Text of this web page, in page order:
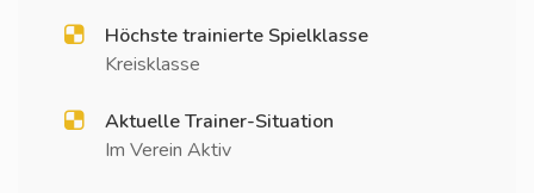
Höchste trainierte Spielklasse
Kreisklasse
Aktuelle Trainer-Situation
Im Verein Aktiv